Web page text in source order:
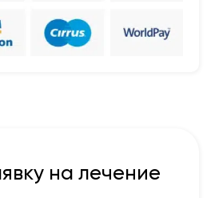
на лечение